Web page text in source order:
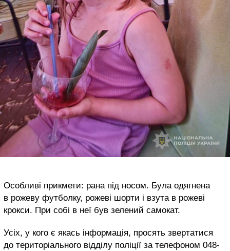
Особливі прикмети: рана під носом. Була одягнена
в рожеву футболку, рожеві шорти і взута в рожеві
крокси. При собі в неї був зелений самокат.
Усіх, у кого є якась інформація, просять звертатися
до територіального відділу поліції за телефоном 048-